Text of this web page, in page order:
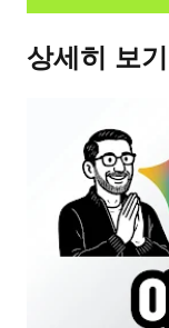
상세히 보기